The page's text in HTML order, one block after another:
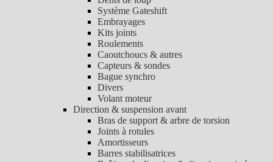
Système Gateshift
Embrayages
Kits joints
Roulements
Caoutchoucs & autres
Capteurs & sondes
Bague synchro
Divers
Volant moteur
Direction & suspension avant
Bras de support & arbre de torsion
Joints à rotules
Amortisseurs
Barres stabilisatrices